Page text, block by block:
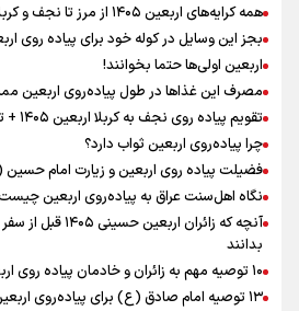
نگاه تمدنی رهبر شهید به
رابطه کارگر و کارفرما در
زوجیت
اینفو برنا / توصیه‌هایی طلایی برای
اینفو برنا / جدول کامل فاصله مرز
همه کرایه‌های اربعین ۱۴۰۵ از مرز تا نجف و کربلا
بجز این وسایل در کوله خود برای پیاده روی اربعین ۱۴۰۵ چیزی
اربعین اولی‌ها حتما بخوانند!
مصرف این غذاها در طول پیاده‌روی اربعین
تقویم پیاده روی نجف به کربلا اربعین ۱۴۰۵ + تاریخ‌های مهم
چرا پیاده‌روی اربعین ثواب دارد؟
فضیلت پیاده روی اربعین و زیارت امام
نگاه اهل‌سنت عراق به پیاده‌روی اربعین
آنچه که زائران
بدانند
۱۰ توصیه مهم به زائران و خادمان پیاده روی اربعین
۱۳ توصیه امام صادق (ع) برای پیاده‌روی اربعین